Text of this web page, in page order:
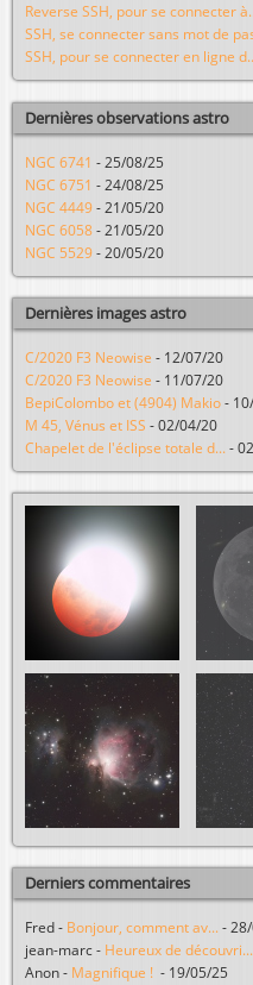
Reverse SSH, pour se connecter
SSH, se connecter sans mot de
SSH, pour se connecter en ligne
Dernières observations astro
NGC 6741 - 25/08/25
NGC 6751 - 24/08/25
NGC 4449 - 21/05/20
NGC 6058 - 21/05/20
NGC 5529 - 20/05/20
Dernières images astro
C/2020 F3 Neowise - 12/07/20
C/2020 F3 Neowise - 11/07/20
BepiColombo et (4904) Makio -
M 45, Vénus et ISS - 02/04/20
Chapelet de l'éclipse totale d... -
Derniers commentaires
Fred - Bonjour, comment av... -
jean-marc - Heureux de découvri...
Anon - Magnifique ! - 19/05/25